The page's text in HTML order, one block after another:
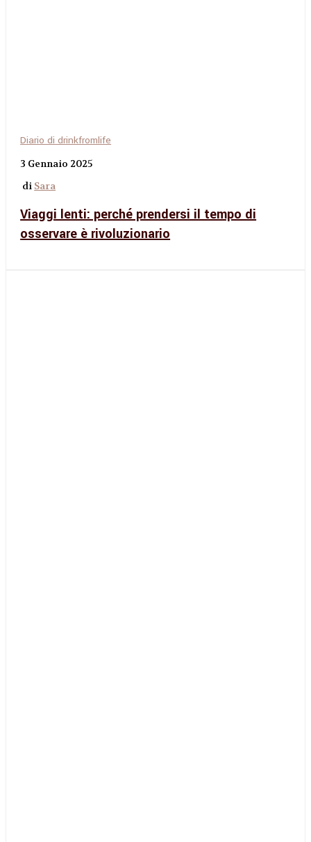
Diario di drinkfromlife
3 Gennaio 2025
di Sara
Viaggi lenti: perché prendersi il tempo di
osservare è rivoluzionario